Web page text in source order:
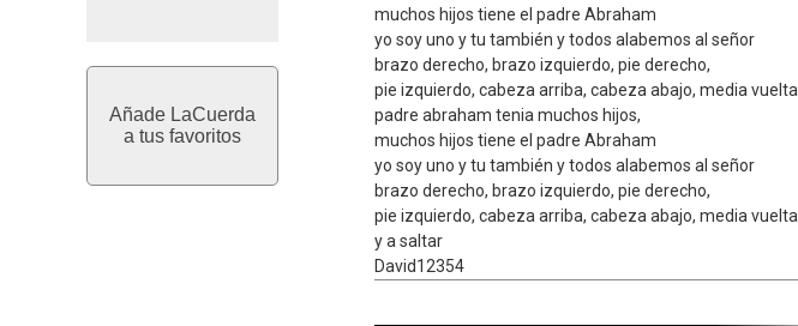
Añade LaCuerda
a tus favoritos
muchos hijos tiene el padre Abraham
yo soy uno y tu también y todos alabemos al señor
brazo derecho, brazo izquierdo, pie derecho,
pie izquierdo, cabeza arriba, cabeza abajo, media vuelta
padre abraham tenia muchos hijos,
muchos hijos tiene el padre Abraham
yo soy uno y tu también y todos alabemos al señor
brazo derecho, brazo izquierdo, pie derecho,
pie izquierdo, cabeza arriba, cabeza abajo, media vuelta
y a saltar
David12354